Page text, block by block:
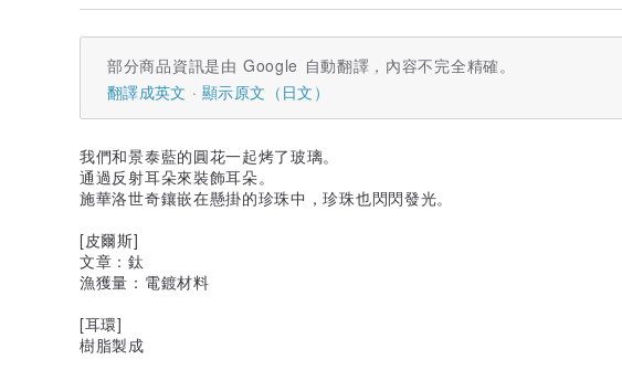
部分商品資訊是由 Google 自動翻譯，內容不完全精確。
翻譯成英文
顯示原文（日文）
我們和景泰藍的圓花一起烤了玻璃。
通過反射耳朵來裝飾耳朵。
施華洛世奇鑲嵌在懸掛的珍珠中，珍珠也閃閃發光。
[皮爾斯]
文章：鈦
漁獲量：電鍍材料
[耳環]
樹脂製成